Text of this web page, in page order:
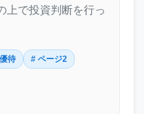
上で投資判断を行っ
待 # ページ2